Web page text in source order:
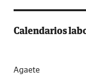
Calendarios
Agaete